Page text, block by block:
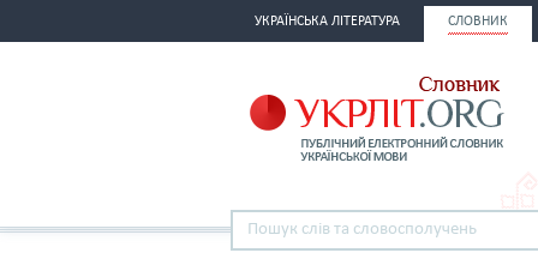
УКРАЇНСЬКА ЛІТЕРАТУРА СЛОВНИК